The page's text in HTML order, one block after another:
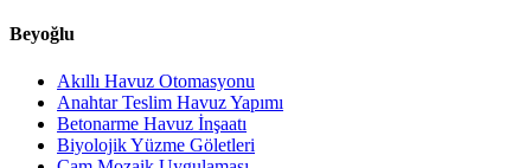
Beyoğlu
Akıllı Havuz Otomasyonu
Anahtar Teslim Havuz Yapımı
Betonarme Havuz İnşaatı
Biyolojik Yüzme Göletleri